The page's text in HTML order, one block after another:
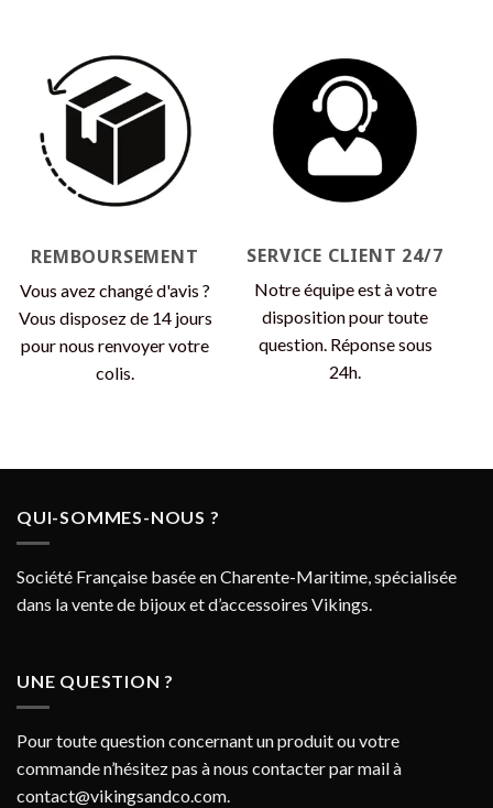
REMBOURSEMENT
Vous avez changé d'avis ?
Vous disposez de 14 jours
pour nous renvoyer votre
colis.
SERVICE CLIENT 24/7
Notre équipe est à votre
disposition pour toute
question. Réponse sous
24h.
QUI-SOMMES-NOUS ?
Société Française basée en Charente-Maritime, spécialisée
dans la vente de bijoux et d’accessoires Vikings.
UNE QUESTION ?
Pour toute question concernant un produit ou votre
commande n’hésitez pas à nous contacter par mail à
contact@vikingsandco.com.